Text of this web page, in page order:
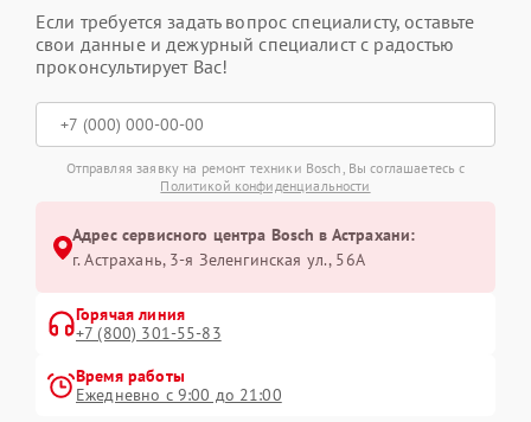
Если требуется задать вопрос специалисту, оставьте
свои данные и дежурный специалист с радостью
проконсультирует Вас!
Отправляя заявку на ремонт техники Bosch, Вы соглашаетесь с
Политикой конфиденциальности
Адрес сервисного центра Bosch в Астрахани:
г. Астрахань, 3-я Зеленгинская ул., 56А
Горячая линия
+7 (800) 301-55-83
Время работы
Ежедневно с 9:00 до 21:00